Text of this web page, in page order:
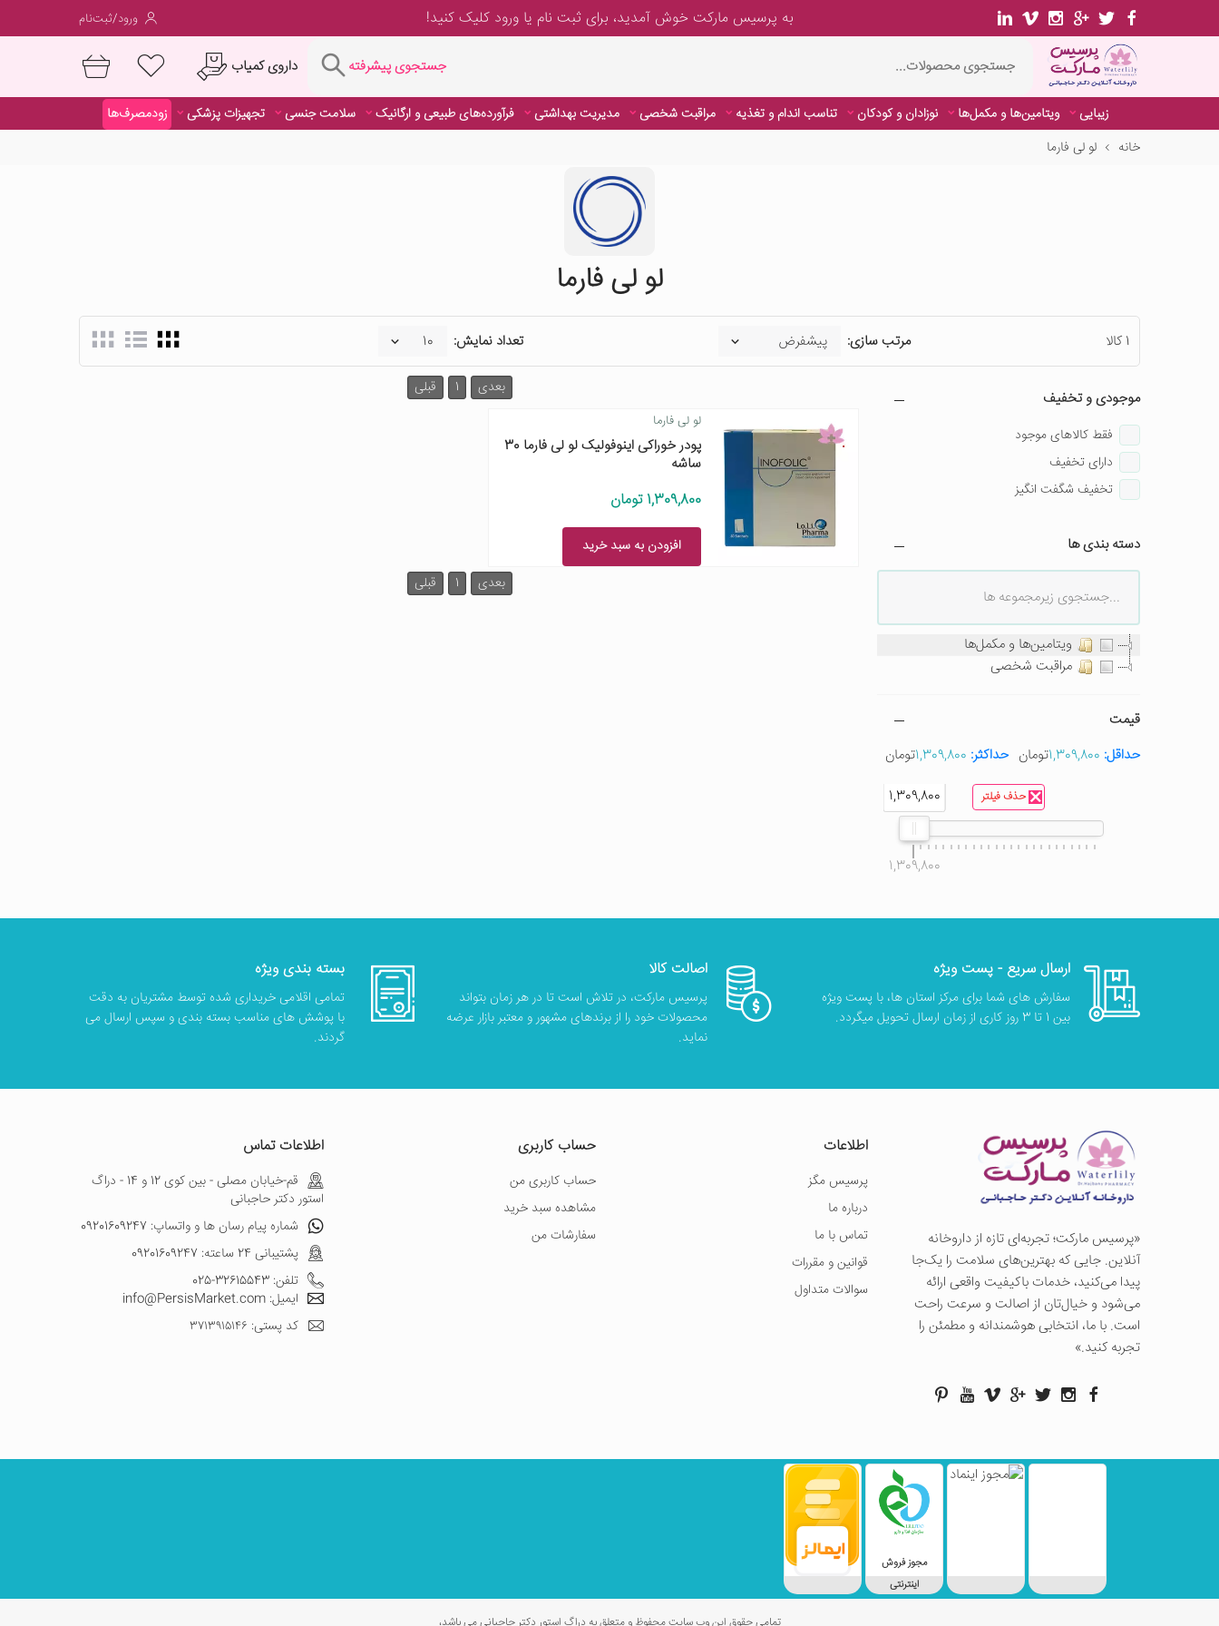
داروی کمیاب
به پرسیس مارکت خوش آمدید، برایثبت نام یا ورودکلیک کنید! ورود/ثبت‌نام
جستجوی پیشرفته داروی کمیاب
زیبایی ویتامین‌ها و مکمل‌ها نوزادان و کودکان تناسب اندام و تغذیه مراقبت شخصی مدیریت بهداشتی فرآورده‌های طبیعی و ارگانیک سلامت جنسی تجهیزات پزشکی
زودمصرف‌ها
خانه
لو لی فارما
لو لی فارما
1 کالا مرتب سازی: تعداد نمایش:
موجودی و تخفیف
فقط کالاهای موجود
دارای تخفیف
تخفیف شگفت انگیز
دسته بندی ها
ویتامین‌ها و مکمل‌ها
مراقبت شخصی
قیمت
حداقل: 1,309,800تومان حداکثر: 1,309,800تومان
حذف فیلتر 1,309,800
1,309,800
1,309,800
قبلی 1 بعدی
لو لی فارما
پودر خوراکی اینوفولیک لو لی فارما 30
ساشه
1,309,800 تومان
افزودن به سبد خرید
قبلی
1 بعدی
ارسال سریع - پست ویژه
سفارش های شما برای مرکز استان ها، با پست ویژه
بین 1 تا 3 روز کاری از زمان ارسال تحویل میگردد.
اصالت کالا
پرسیس مارکت، در تلاش است تا در هر زمان بتواند
محصولات خود را از برندهای مشهور و معتبر بازار عرضه
نماید.
بسته بندی ویژه
تمامی اقلامی خریداری شده توسط مشتریان به دقت
با پوشش های مناسب بسته بندی و سپس ارسال می
گردند.
«پرسيس ماركت؛ تجربه‌ای تازه از داروخانه
آنلاین. جایی که بهترین‌های سلامت را یک‌جا
پیدا می‌کنید، خدمات باکیفیت واقعی ارائه
می‌شود و خیال‌تان از اصالت و سرعت راحت
است. با ما، انتخابی هوشمندانه و مطمئن را
تجربه کنید.»
اطلاعات
پرسیس مگز
درباره ما
تماس با ما
قوانین و مقررات
سوالات متداول
حساب کاربری
حساب کاربری من
مشاهده سبد خرید
سفارشات من
اطلاعات تماس
قم-خیابان مصلی - بین کوی 12 و 14 - دراگ
استور دکتر حاجبانی
شماره پیام رسان ها و واتساپ: 09201609247
پشتیبانی 24 ساعته: 09201609247
تلفن: 32615543-025
ایمیل: info@PersisMarket.com
کد پستی: ۳۷۱۳۹۱۵۱۴۶
مجوز فروش
اینترنتی